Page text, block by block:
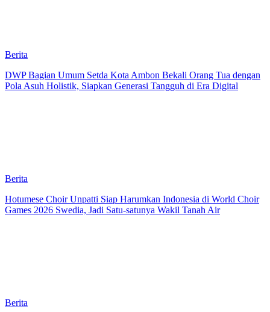
Berita
DWP Bagian Umum Setda Kota Ambon Bekali Orang Tua dengan
Pola Asuh Holistik, Siapkan Generasi Tangguh di Era Digital
Berita
Hotumese Choir Unpatti Siap Harumkan Indonesia di World Choir
Games 2026 Swedia, Jadi Satu-satunya Wakil Tanah Air
Berita